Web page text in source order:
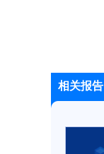
相关报告